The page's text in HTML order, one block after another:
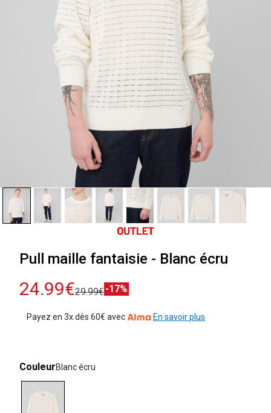
Pull maille fantaisie - Blanc écru
24.99€29.99€-17%
Payez en 3x dès 60€ avec En savoir plus
CouleurBlanc écru